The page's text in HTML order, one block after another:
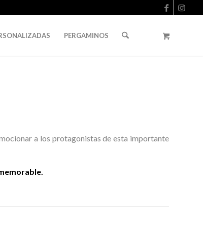
PERGAMINOS
a los protagonistas de esta importante